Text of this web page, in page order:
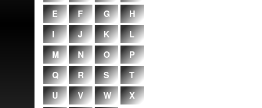
E
F G
H
I
J K
L
M
N O
P
Q
R S
T
U
V W
X